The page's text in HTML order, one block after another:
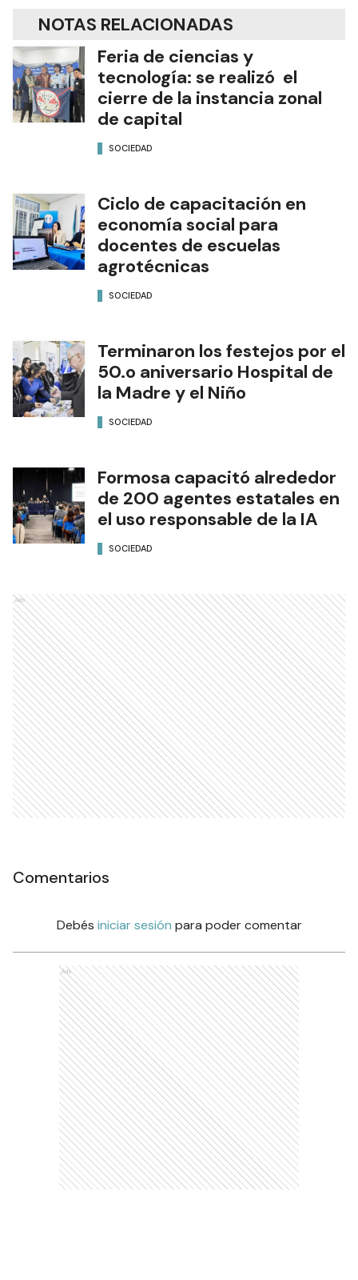
NOTAS RELACIONADAS
Feria de ciencias y
tecnología: se realizó el
cierre de la instancia zonal
de capital
SOCIEDAD
Ciclo de capacitación en
economía social para
docentes de escuelas
agrotécnicas
SOCIEDAD
Terminaron los festejos por el
50.o aniversario Hospital de
la Madre y el Niño
SOCIEDAD
Formosa capacitó alrededor
de 200 agentes estatales en
el uso responsable de la IA
SOCIEDAD
Ads
Comentarios
Debés iniciar sesión para poder comentar
Ads